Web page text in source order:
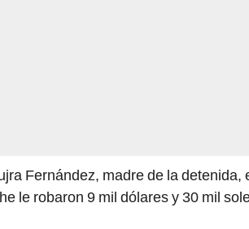
Fernández, madre de la detenida,
le robaron 9 mil dólares y 30 mil